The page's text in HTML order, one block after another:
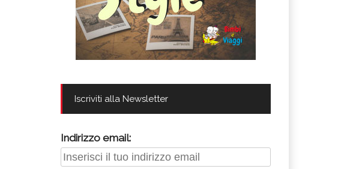
Iscriviti alla Newsletter
Indirizzo email: